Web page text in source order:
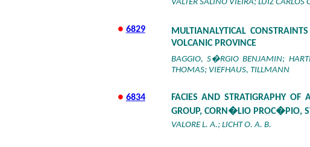
VALTER SALINO VIEIRA; LUIZ
● 6829
MULTIANALYTICAL
VOLCANIC PROVINCE
BAGGIO, S�RGIO BENJAMIN;
THOMAS; VIEFHAUS, TILLMANN
● 6834
FACIES AND STRATIGRAPHY OF
GROUP, CORN�LIO PROC�PIO,
VALORE L. A.; LICHT O. A. B.